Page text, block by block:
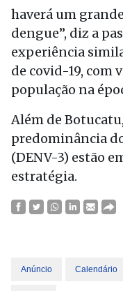
haverá um
dengue”, diz a
experiência
de covid-19, com
população na
Além de
predominância
(DENV-3) estão
estratégia.
Anúncio Calendário